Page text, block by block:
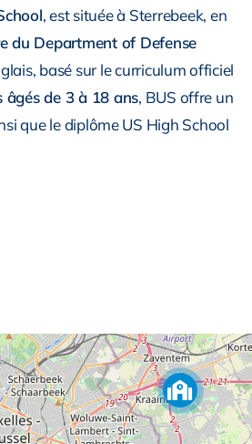
, est située à Sterrebeek, en
du Department of Defense
basé sur le curriculum officiel
âgés de 3 à 18 ans, BUS offre un
que le diplôme US High School